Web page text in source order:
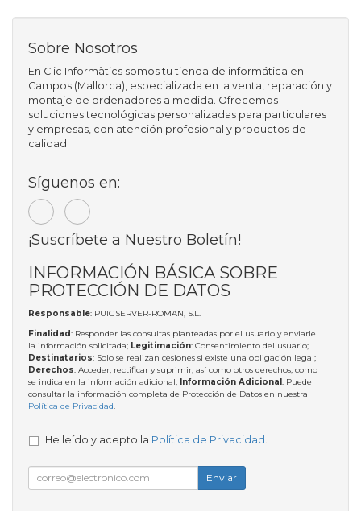
Sobre Nosotros
En Clic Informàtics somos tu tienda de informática en
Campos (Mallorca), especializada en la venta, reparación y
montaje de ordenadores a medida. Ofrecemos
soluciones tecnológicas personalizadas para particulares
y empresas, con atención profesional y productos de
calidad.
Síguenos en:
¡Suscríbete a Nuestro Boletín!
INFORMACIÓN BÁSICA SOBRE
PROTECCIÓN DE DATOS
Responsable: PUIGSERVER-ROMAN, S.L.
Finalidad: Responder las consultas planteadas por el usuario y enviarle
la información solicitada; Legitimación: Consentimiento del usuario;
Destinatarios: Solo se realizan cesiones si existe una obligación legal;
Derechos: Acceder, rectificar y suprimir, así como otros derechos, como
se indica en la información adicional; Información Adicional: Puede
consultar la información completa de Protección de Datos en nuestra
Política de Privacidad.
He leído y acepto la Política de Privacidad
Enviar